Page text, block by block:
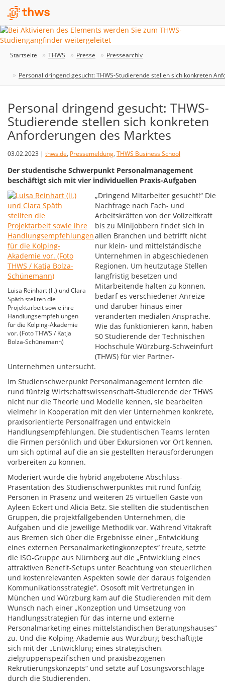
Startseite THWS Presse Pressearchiv
Personal dringend gesucht: THWS-Studierende stellen sich konkreten
Personal dringend gesucht: THWS-
Studierende stellen sich konkreten
Anforderungen des Marktes
03.02.2023 | thws.de, Pressemeldung, THWS Business School
Der studentische Schwerpunkt Personalmanagement
beschäftigt sich mit vier individuellen Praxis-Aufgaben
Luisa Reinhart (li.) und Clara
Späth stellten die
Projektarbeit sowie ihre
Handlungsempfehlungen
für die Kolping-Akademie
vor. (Foto THWS / Katja
Bolza-Schünemann)
„Dringend Mitarbeiter gesucht!“ Die
Nachfrage nach Fach- und
Arbeitskräften von der Vollzeitkraft
bis zu Minijobbern findet sich in
allen Branchen und betrifft nicht
nur klein- und mittelständische
Unternehmen in abgeschiedenen
Regionen. Um heutzutage Stellen
langfristig besetzen und
Mitarbeitende halten zu können,
bedarf es verschiedener Anreize
und darüber hinaus einer
veränderten medialen Ansprache.
Wie das funktionieren kann, haben
50 Studierende der Technischen
Hochschule Würzburg-Schweinfurt
(THWS) für vier Partner-
Unternehmen untersucht.
Im Studienschwerpunkt Personalmanagement lernten die
rund fünfzig Wirtschaftswissenschaft-Studierende der THWS
nicht nur die Theorie und Modelle kennen, sie bearbeiten
vielmehr in Kooperation mit den vier Unternehmen konkrete,
praxisorientierte Personalfragen und entwickeln
Handlungsempfehlungen. Die studentischen Teams lernten
die Firmen persönlich und über Exkursionen vor Ort kennen,
um sich optimal auf die an sie gestellten Herausforderungen
vorbereiten zu können.
Moderiert wurde die hybrid angebotene Abschluss-
Präsentation des Studienschwerpunktes mit rund fünfzig
Personen in Präsenz und weiteren 25 virtuellen Gäste von
Ayleen Eckert und Alicia Betz. Sie stellten die studentischen
Gruppen, die projektfallgebenden Unternehmen, die
Aufgaben und die jeweilige Methodik vor. Während Vitakraft
aus Bremen sich über die Ergebnisse einer „Entwicklung
eines externen Personalmarketingkonzeptes“ freute, setzte
die ISO-Gruppe aus Nürnberg auf die „Entwicklung eines
attraktiven Benefit-Setups unter Beachtung von steuerlichen
und kostenrelevanten Aspekten sowie der daraus folgenden
Kommunikationsstrategie“. Ososoft mit Vertretungen in
München und Würzburg kam auf die Studierenden mit dem
Wunsch nach einer „Konzeption und Umsetzung von
Handlungsstrategien für das interne und externe
Personalmarketing eines mittelständischen Beratungshauses“
zu. Und die Kolping-Akademie aus Würzburg beschäftigte
sich mit der „Entwicklung eines strategischen,
zielgruppenspezifischen und praxisbezogenen
Rekrutierungskonzepts“ und setzte auf Lösungsvorschläge
durch die Studierenden.